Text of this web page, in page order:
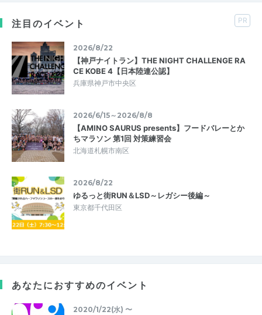
注目のイベント PR
2026/8/22
【神戸ナイトラン】THE NIGHT CHALLENGE RA
CE KOBE 4【日本陸連公認】
兵庫県神戸市中央区
2026/6/15～2026/8/8
【AMINO SAURUS presents】フードバレーとか
ちマラソン 第1回 対策練習会
北海道札幌市南区
2026/8/22
ゆるっと街RUN＆LSD～レガシー後編～
東京都千代田区
あなたにおすすめのイベント
2020/1/22(水) 〜